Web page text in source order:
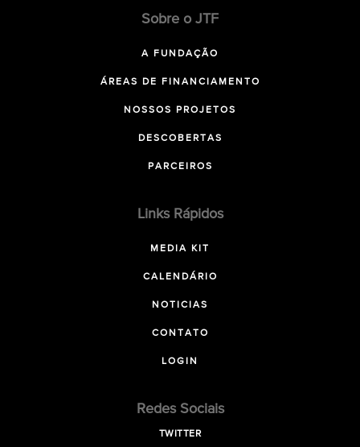
Sobre o JTF
A FUNDAÇÃO
ÁREAS DE FINANCIAMENTO
NOSSOS PROJETOS
DESCOBERTAS
PARCEIROS
Links Rápidos
MEDIA KIT
CALENDÁRIO
NOTICIAS
CONTATO
LOGIN
Redes Sociais
TWITTER